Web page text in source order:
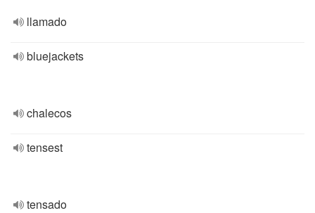
llamado
bluejackets
chalecos
tensest
tensado